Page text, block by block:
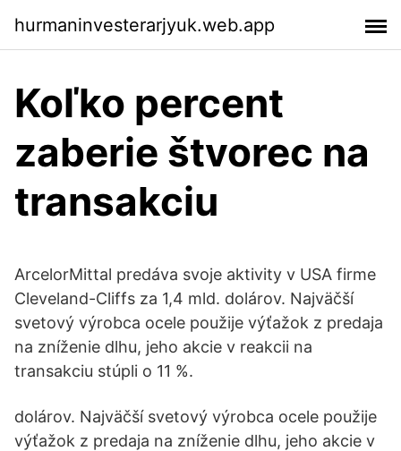
hurmaninvesterarjyuk.web.app
Koľko percent
zaberie štvorec na
transakciu
ArcelorMittal predáva svoje aktivity v USA firme
Cleveland-Cliffs za 1,4 mld. dolárov. Najväčší
svetový výrobca ocele použije výťažok z predaja
na zníženie dlhu, jeho akcie v reakcii na
transakciu stúpli o 11 %.
dolárov. Najväčší svetový výrobca ocele použije
výťažok z predaja na zníženie dlhu, jeho akcie v